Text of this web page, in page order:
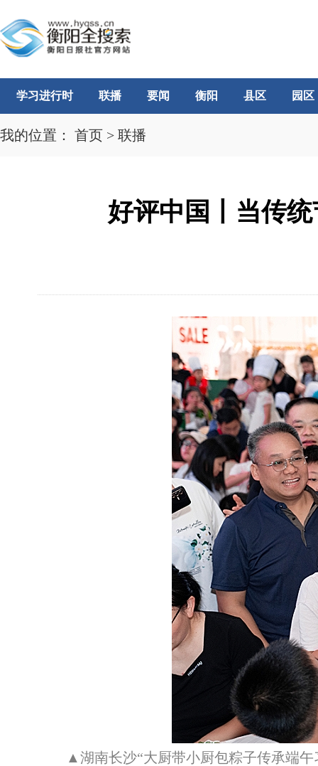
学习进行时 联播 要闻 衡阳 县区 园区
我的位置： 首页 > 联播
好评中国丨当传
▲湖南长沙“大厨带小厨包粽子传承端午